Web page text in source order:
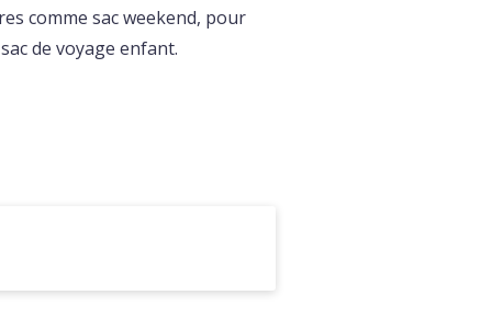
comme sac weekend, pour
de voyage enfant.